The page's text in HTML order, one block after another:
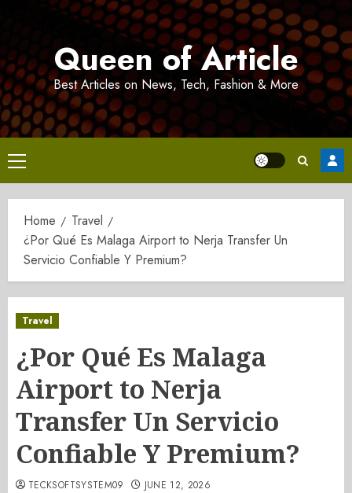
Queen of Article
Best Articles on News, Tech, Fashion & More
Primary
Menu
Home
Travel
¿Por Qué Es Malaga Airport to Nerja Transfer Un
Servicio Confiable Y Premium?
Travel
¿Por Qué Es Malaga
Airport to Nerja
Transfer Un Servicio
Confiable Y Premium?
TECKSOFTSYSTEM09 JUNE 12, 2026